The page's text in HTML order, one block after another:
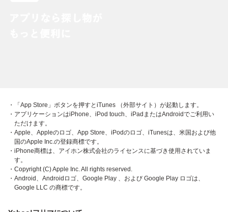
・「App Store」ボタンを押すとiTunes （外部サイト）が起動します。
・アプリケーションはiPhone、iPod touch、iPadまたはAndroidでご利用い
ただけます。
・Apple、Appleのロゴ、App Store、iPodのロゴ、iTunesは、米国および他
国のApple Inc.の登録商標です。
・iPhone商標は、アイホン株式会社のライセンスに基づき使用されていま
す。
・Copyright (C) Apple Inc. All rights reserved.
・Android、Androidロゴ、Google Play 、および Google Play ロゴは、
Google LLC の商標です。